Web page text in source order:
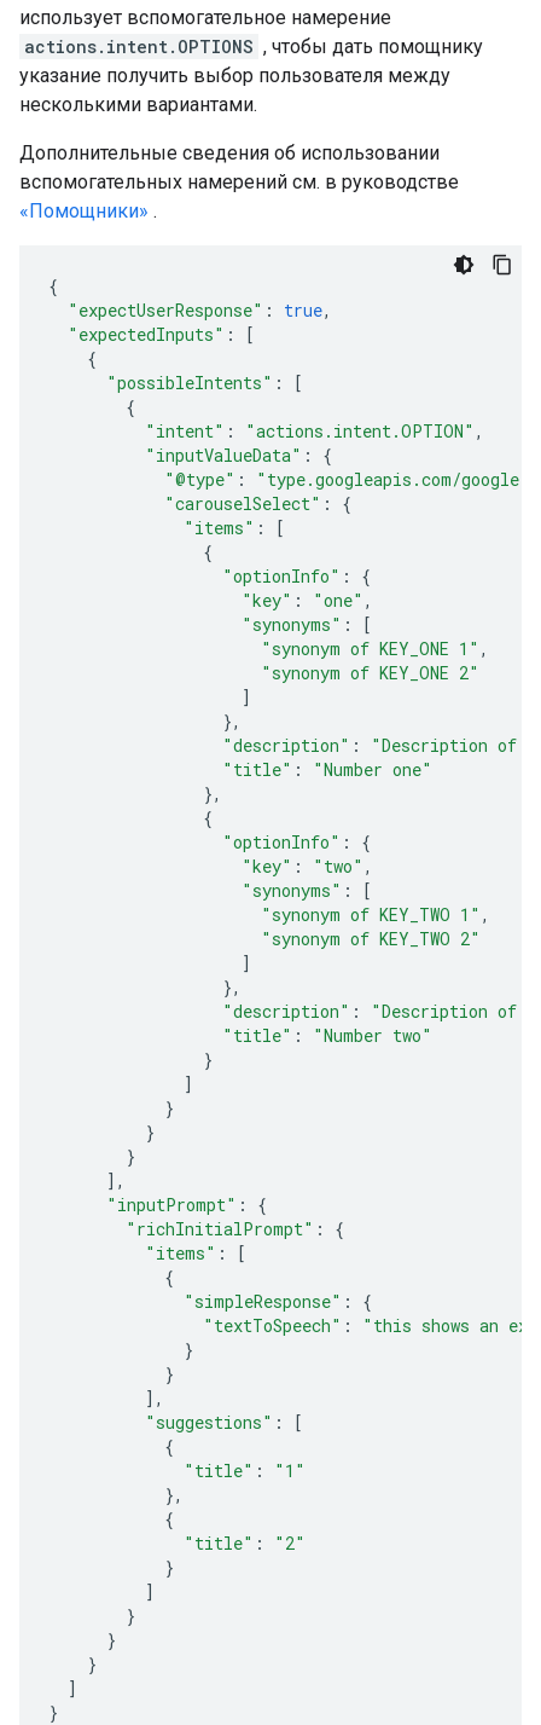
использует вспомогательное намерение
actions.intent.OPTIONS , чтобы дать помощнику
указание получить выбор пользователя между
несколькими вариантами.
Дополнительные сведения об использовании
вспомогательных намерений см. в руководстве
«Помощники» .
{
"expectUserResponse" : true,
"expectedInputs" :
[
{
"possibleIntents" :
[
{
"intent" : "actions.intent.OPTION" ,
"inputValueData" :
{
"@type" :
"type.googleapis.com/
"carouselSelect" :
{
"items" :
[
{
"optionInfo" :
{
"key" : "one" ,
"synonyms" :
[
"synonym of KEY_ONE 1" ,
"synonym of KEY_ONE 2"
]
},
"description" :
"Description of
"title" :
"Number one"
},
{
"optionInfo" :
{
"key" : "two" ,
"synonyms" :
[
"synonym of KEY_TWO 1" ,
"synonym of KEY_TWO 2"
]
},
"description" :
"Description of
"title" :
"Number two"
}
]
}
}
}
],
"inputPrompt" :
{
"richInitialPrompt" :
{
"items" :
[
{
"simpleResponse" :
{
"textToSpeech" :
"this shows an
}
}
],
"suggestions" :
[
{
"title" :
"1"
},
{
"title" :
"2"
}
]
}
}
}
]
}